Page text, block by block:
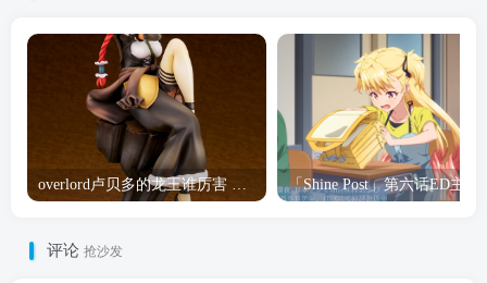
overlord卢贝多的龙王谁厉害 「Overlord」露普斯蕾琪娜·贝塔手办开订
评论 抢沙发